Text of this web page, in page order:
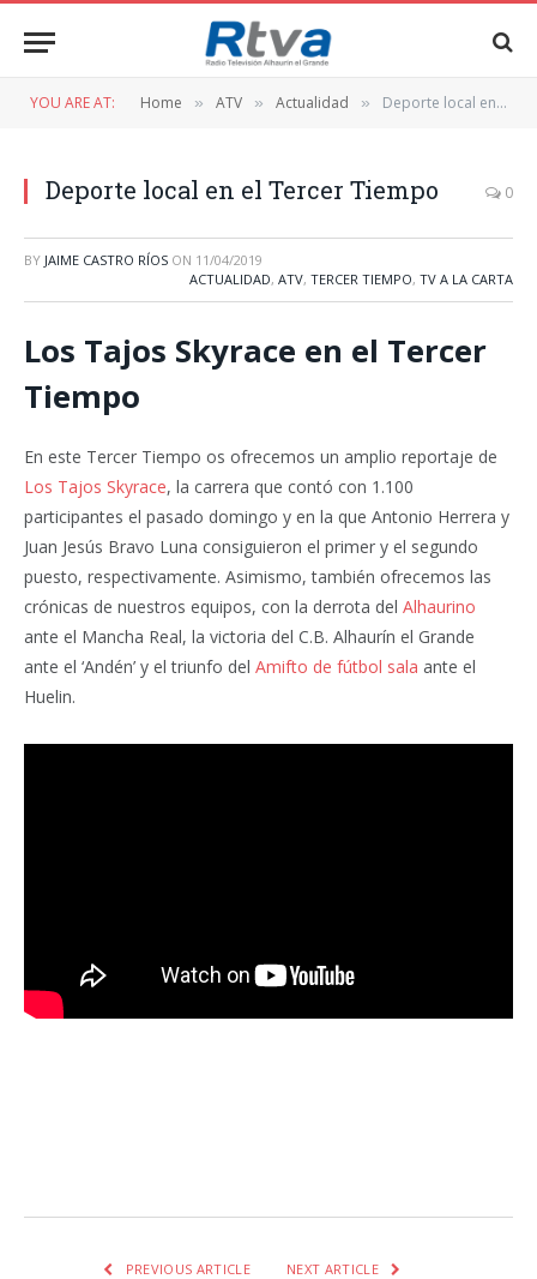
YOU ARE AT: Home » ATV » Actualidad » Deporte local en el Tercer Tiempo
Deporte local en el Tercer Tiempo 0
BY JAIME CASTRO RÍOS ON 11/04/2019
ACTUALIDAD, ATV, TERCER TIEMPO, TV A LA CARTA
Los Tajos Skyrace en el Tercer
Tiempo
En este Tercer Tiempo os ofrecemos un amplio reportaje de
Los Tajos Skyrace, la carrera que contó con 1.100
participantes el pasado domingo y en la que Antonio Herrera y
Juan Jesús Bravo Luna consiguieron el primer y el segundo
puesto, respectivamente. Asimismo, también ofrecemos las
crónicas de nuestros equipos, con la derrota del Alhaurino
ante el Mancha Real, la victoria del C.B. Alhaurín el Grande
ante el ‘Andén’ y el triunfo del Amifto de fútbol sala ante el
Huelin.
PREVIOUS ARTICLE NEXT ARTICLE